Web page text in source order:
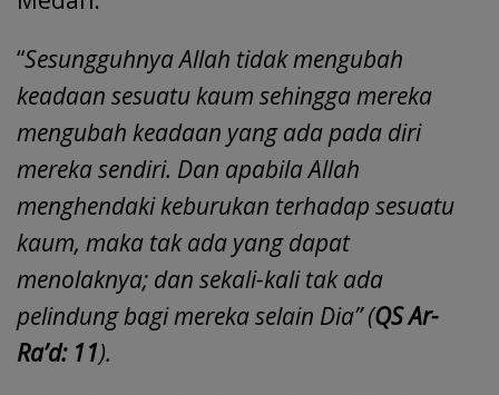
“Sesungguhnya Allah tidak mengubah
keadaan sesuatu kaum sehingga mereka
mengubah keadaan yang ada pada diri
mereka sendiri. Dan apabila Allah
menghendaki keburukan terhadap sesuatu
kaum, maka tak ada yang dapat
menolaknya; dan sekali-kali tak ada
pelindung bagi mereka selain Dia” (QS Ar-
Ra’d: 11).